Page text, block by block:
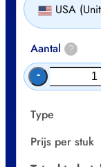
USA
Aantal ?
-
Type
Prijs per stuk